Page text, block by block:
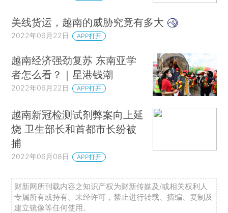
美线货运，越南的威胁究竟有多大
2022年06月22日 APP打开
越南经济强劲复苏 东南亚学
者怎么看？｜星港钱潮
2022年06月22日 APP打开
越南新冠检测试剂弊案向上延
烧 卫生部长和首都市长纷被
捕
2022年06月08日 APP打开
财新网所刊载内容之知识产权为财新传媒及/或相关权利人
专属所有或持有。未经许可，禁止进行转载、摘编、复制及
建立镜像等任何使用。